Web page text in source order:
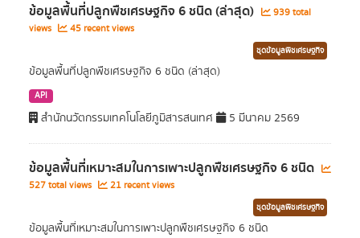
ข้อมูลพื้นที่ปลูกพืชเศรษฐกิจ 6 ชนิด (ล่าสุด)
939 total
views
45 recent views
ชุดข้อมูลพืชเศรษฐกิจ
ข้อมูลพื้นที่ปลูกพืชเศรษฐกิจ 6 ชนิด (ล่าสุด)
API
สำนักนวัตกรรมเทคโนโลยีภูมิสารสนเทศ 5 มีนาคม 2569
ข้อมูลพื้นที่เหมาะสมในการเพาะปลูกพืชเศรษฐกิจ 6 ชนิด
527 total views 21 recent views
ชุดข้อมูลพืชเศรษฐกิจ
ข้อมูลพื้นที่เหมาะสมในการเพาะปลูกพืชเศรษฐกิจ 6 ชนิด